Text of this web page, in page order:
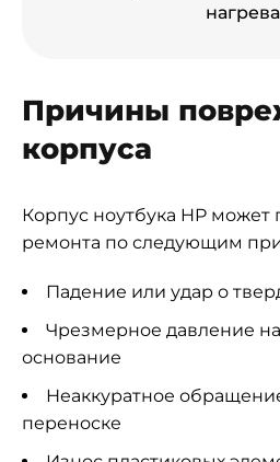
Причины
корпуса
Корпус ноутбука HP может
ремонта по следующим
Падение или удар о
Чрезмерное давление
основание
Неаккуратное
переноске